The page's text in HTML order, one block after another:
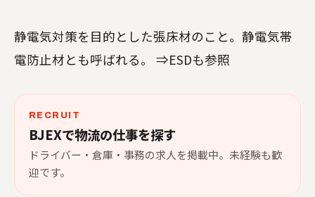
静電気対策を目的とした張床材のこと。静電気帯
電防止材とも呼ばれる。 ⇒ESDも参照
RECRUIT
BJEXで物流の仕事を探す
ドライバー・倉庫・事務の求人を掲載中。未経験も歓
迎です。